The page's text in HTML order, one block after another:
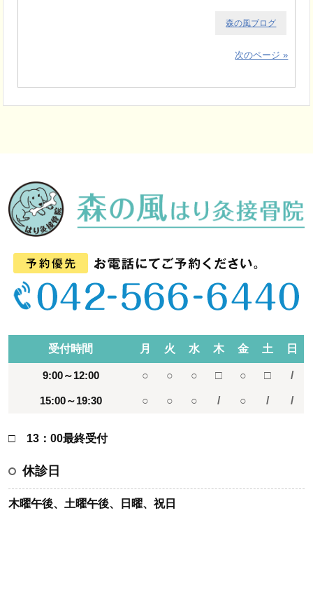
森の風ブログ
次のページ »
受付時間 月 火 水 木 金 土 日
9:00～12:00 ○ ○ ○ □ ○ □ /
15:00～19:30 ○ ○ ○ / ○ / /
□ 13：00最終受付
休診日
木曜午後、土曜午後、日曜、祝日